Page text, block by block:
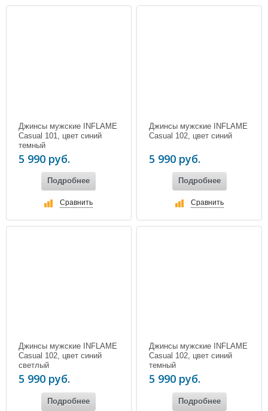
Джинсы мужские INFLAME
Casual 101, цвет синий
темный
5 990 руб.
Подробнее
Сравнить
Джинсы мужские INFLAME
Casual 102, цвет синий
5 990 руб.
Подробнее
Сравнить
Джинсы мужские INFLAME
Casual 102, цвет синий
светлый
5 990 руб.
Подробнее
Джинсы мужские INFLAME
Casual 102, цвет синий
темный
5 990 руб.
Подробнее